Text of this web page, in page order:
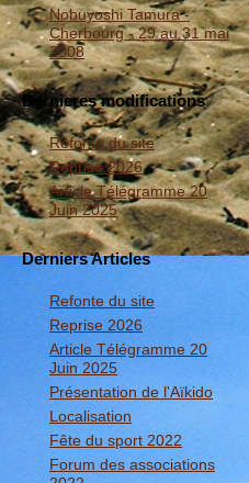
Nobuyoshi Tamura -
Cherbourg - 29 au 31 mai
2008
Dernieres modifications
Refonte du site
Reprise 2026
Article Télégramme 20
Juin 2025
Derniers Articles
Refonte du site
Reprise 2026
Article Télégramme 20
Juin 2025
Présentation de l'Aïkido
Localisation
Fête du sport 2022
Forum des associations